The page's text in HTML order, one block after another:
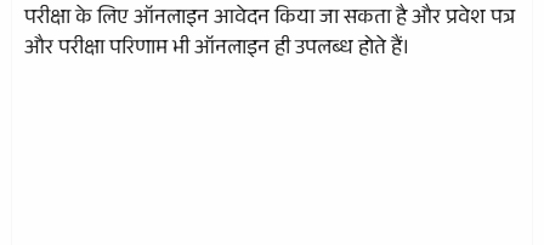
परीक्षा के लिए ऑनलाइन आवेदन किया जा सकता है और प्रवेश पत्र
और परीक्षा परिणाम भी ऑनलाइन ही उपलब्ध होते हैं।